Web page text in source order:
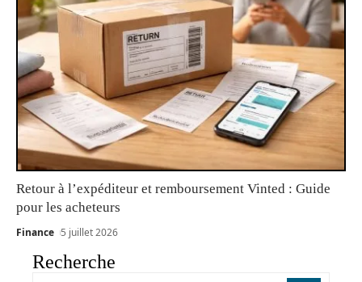
Retour à l’expéditeur et remboursement Vinted : Guide
pour les acheteurs
Finance 5 juillet 2026
Recherche